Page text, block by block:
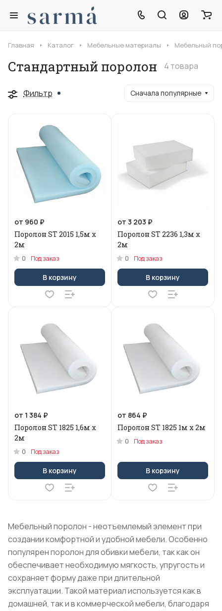
Главная Каталог Мебельные материалы Мебельный
Стандартный поролон 4 товара
Фильтр Сначала популярные
от 960 ₽
Поролон ST 2015 1,5м х
2м
0 Под заказ
В корзину
от 3 203 ₽
Поролон ST 2236 1,3м х
2м
0 Под заказ
В корзину
от 1 384 ₽
Поролон ST 1825 1,6м х
2м
0 Под заказ
В корзину
от 864 ₽
Поролон ST 1825 1м х 2м
0 Под заказ
В корзину
Мебельный поролон - неотъемлемый элемент при
создании комфортной и удобной мебели. Особенно
популярен поролон для обивки мебели, так как он
обеспечивает необходимую мягкость, упругость и
сохраняет форму даже при длительной
эксплуатации. Такой материал используется как в
домашней, так и в коммерческой мебели, благодаря